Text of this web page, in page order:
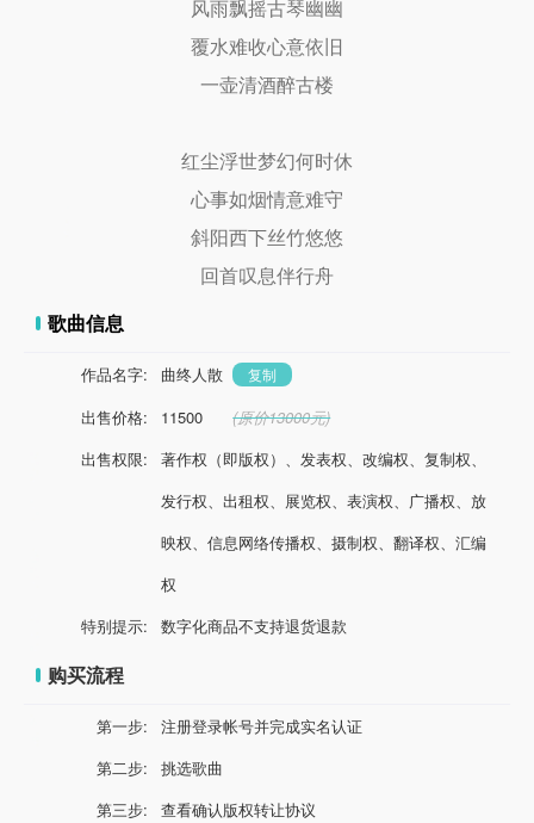
风雨飘摇古琴幽幽
覆水难收心意依旧
一壶清酒醉古楼
红尘浮世梦幻何时休
心事如烟情意难守
斜阳西下丝竹悠悠
回首叹息伴行舟
歌曲信息
作品名字: 曲终人散 复制
出售价格: 11500
(原价13000元)
出售权限:
著作权（即版权）、发表权、改编权、复制权、
发行权、出租权、展览权、表演权、广播权、放
映权、信息网络传播权、摄制权、翻译权、汇编
权
特别提示:
数字化商品不支持退货退款
购买流程
第一步:
注册登录帐号并完成实名认证
第二步:
挑选歌曲
第三步:
查看确认版权转让协议